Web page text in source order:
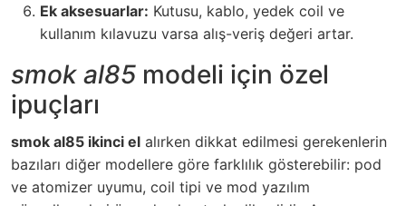
Ek aksesuarlar: Kutusu, kablo, yedek coil ve
kullanım kılavuzu varsa alış-veriş değeri artar.
smok al85 modeli için özel
ipuçları
smok al85 ikinci el alırken dikkat edilmesi gerekenlerin
bazıları diğer modellere göre farklılık gösterebilir: pod
ve atomizer uyumu, coil tipi ve mod yazılım